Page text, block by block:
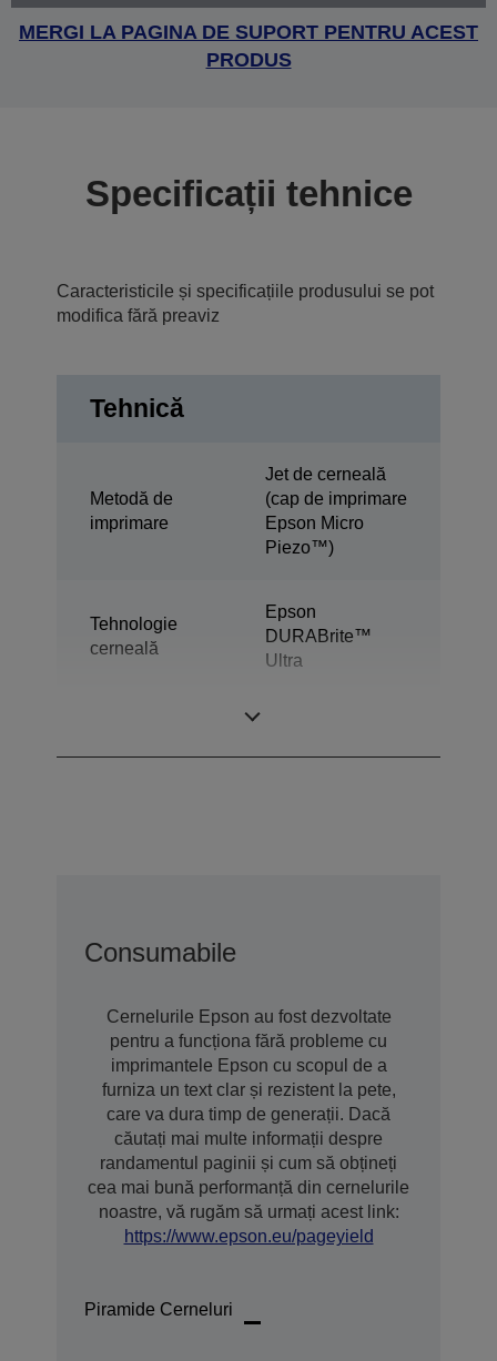
MERGI LA PAGINA DE SUPORT PENTRU ACEST
PRODUS
Specificații tehnice
Caracteristicile și specificațiile produsului se pot
modifica fără preaviz
Tehnică
Metodă de
imprimare
Jet de cerneală
(cap de imprimare
Epson Micro
Piezo™)
Tehnologie
cerneală
Epson
DURABrite™
Ultra
Consumabile
Cernelurile Epson au fost dezvoltate
pentru a funcționa fără probleme cu
imprimantele Epson cu scopul de a
furniza un text clar și rezistent la pete,
care va dura timp de generații. Dacă
căutați mai multe informații despre
randamentul paginii și cum să obțineți
cea mai bună performanță din cernelurile
noastre, vă rugăm să urmați acest link:
https://www.epson.eu/pageyield
Piramide Cerneluri